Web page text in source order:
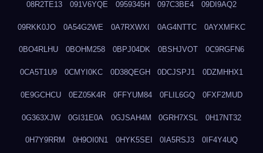
08R2TE13 091V6YQE 0959345H 097C3BE4 09DI9AQ2
09RKK0JO 0A54G2WE 0A7RXWXI 0AG4NTTC 0AYXMFKC
0BO4RLHU 0BOHM258 0BPJ04DK 0BSHJVOT 0C9RGFN6
0CA5T1U9 0CMYI0KC 0D38QEGH 0DCJSPJ1 0DZMHHX1
0E9GCHCU 0EZ05K4R 0FFYUM84 0FLIL6GQ 0FXF2MUD
0G363XJW 0GI31E0A 0GJSAH4M 0GRH7XSL 0H17NT32
0H7Y9RRM 0H9OI0N1 0HYK5SEI 0IA5RSJ3 0IF4Y4UQ